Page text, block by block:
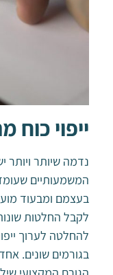
ייפוי
נדמה שיותר ויותר
המשמעותיים
בעצמם ומבעוד
לקבל החלטות
להחלטה לערוך
בגורמים שונים.